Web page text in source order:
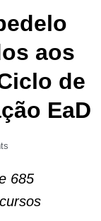
aos
de
EaD
685